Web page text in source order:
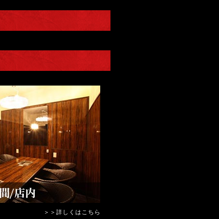
＞＞詳しくはこちら